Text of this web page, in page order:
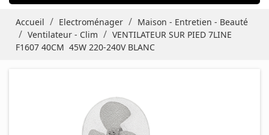
Accueil Electroménager
Maison - Entretien - Beauté
Ventilateur - Clim
VENTILATEUR SUR PIED 7LINE
F1607 40CM 45W 220-240V BLANC